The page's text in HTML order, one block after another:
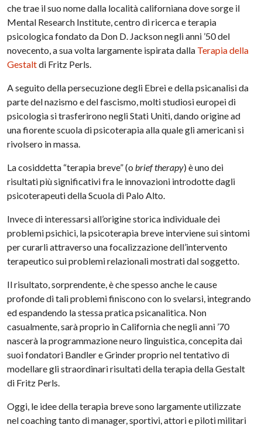
che trae il suo nome dalla località californiana dove sorge il
Mental Research Institute, centro di ricerca e terapia
psicologica fondato da Don D. Jackson negli anni ’50 del
novecento, a sua volta largamente ispirata dalla Terapia della
Gestaltdi Fritz Perls.
A seguito della persecuzione degli Ebrei e della psicanalisi da
parte del nazismo e del fascismo, molti studiosi europei di
psicologia si trasferirono negli Stati Uniti, dando origine ad
una fiorente scuola di psicoterapia alla quale gli americani si
rivolsero in massa.
La cosiddetta “terapia breve” (obrief therapy) è uno dei
risultati più significativi fra le innovazioni introdotte dagli
psicoterapeuti della Scuola di Palo Alto.
Invece di interessarsi all’origine storica individuale dei
problemi psichici, la psicoterapia breve interviene sui sintomi
per curarli attraverso una focalizzazione dell’intervento
terapeutico sui problemi relazionali mostrati dal soggetto.
Il risultato, sorprendente, è che spesso anche le cause
profonde di tali problemi finiscono con lo svelarsi, integrando
ed espandendo la stessa pratica psicanalitica. Non
casualmente, sarà proprio in California che negli anni ’70
nascerà la programmazione neuro linguistica, concepita dai
suoi fondatori Bandler e Grinder proprio nel tentativo di
modellare gli straordinari risultati della terapia della Gestalt
di Fritz Perls.
Oggi, le idee della terapia breve sono largamente utilizzate
nel coaching tanto di manager, sportivi, attori e piloti militari